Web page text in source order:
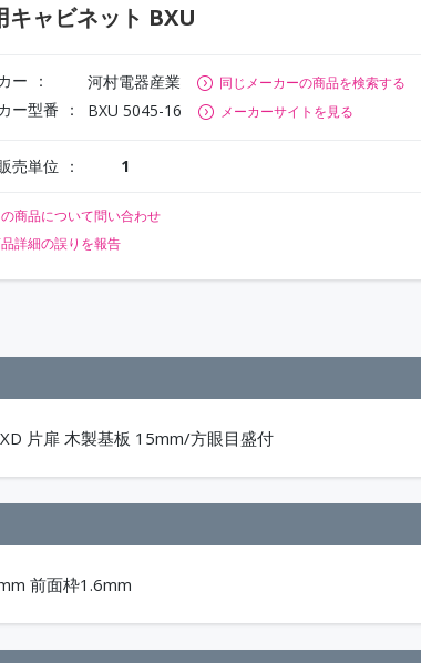
キャビネット BXU
ー 河村電器産業 同じメーカーの商品を検索する
ー型番 BXU 5045-16 メーカーサイトを見る
売単位 1
商品について問い合わせ
詳細の誤りを報告
片扉 木製基板 15mm/方眼目盛付
前面枠1.6mm